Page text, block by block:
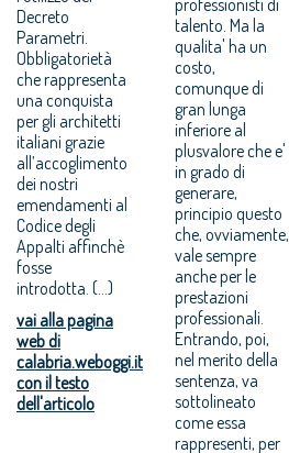
Decreto
Parametri.
Obbligatorietà
che rappresenta
una conquista
per gli architetti
italiani grazie
all’accoglimento
dei nostri
emendamenti al
Codice degli
Appalti affinchè
fosse
introdotta. (...)
vai alla pagina
web di
calabria.weboggi.it
con il testo
dell'articolo
talento. Ma la
qualita' ha un
costo,
comunque di
gran lunga
inferiore al
plusvalore che e'
in grado di
generare,
principio questo
che, ovviamente,
vale sempre
anche per le
prestazioni
professionali.
Entrando, poi,
nel merito della
sentenza, va
sottolineato
come essa
rappresenti, per